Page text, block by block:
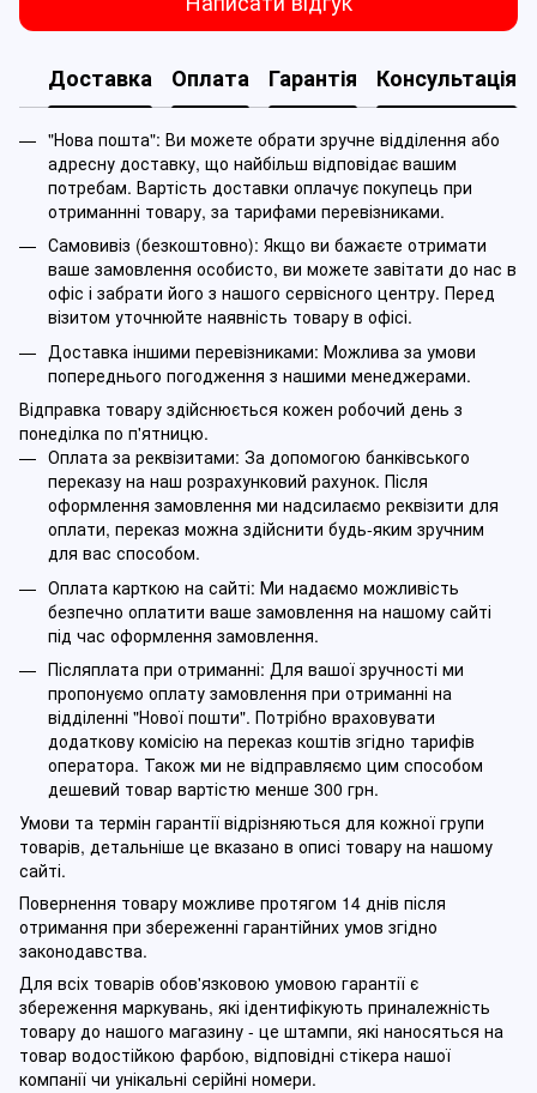
Доставка Оплата Гарантія Консультація
"Нова пошта": Ви можете обрати зручне відділення або
адресну доставку, що найбільш відповідає вашим
потребам. Вартість доставки оплачує покупець при
отриманнні товару, за тарифами перевізниками.
Самовивіз (безкоштовно): Якщо ви бажаєте отримати
ваше замовлення особисто, ви можете завітати до нас в
офіс і забрати його з нашого сервісного центру. Перед
візитом уточнюйте наявність товару в офісі.
Доставка іншими перевізниками: Можлива за умови
попереднього погодження з нашими менеджерами.
Відправка товару здійснюється кожен робочий день з
понеділка по п'ятницю.
Оплата за реквізитами: За допомогою банківського
переказу на наш розрахунковий рахунок. Після
оформлення замовлення ми надсилаємо реквізити для
оплати, переказ можна здійснити будь-яким зручним
для вас способом.
Оплата карткою на сайті: Ми надаємо можливість
безпечно оплатити ваше замовлення на нашому сайті
під час оформлення замовлення.
Післяплата при отриманні: Для вашої зручності ми
пропонуємо оплату замовлення при отриманні на
відділенні "Нової пошти". Потрібно враховувати
додаткову комісію на переказ коштів згідно тарифів
оператора. Також ми не відправляємо цим способом
дешевий товар вартістю менше 300 грн.
Умови та термін гарантії відрізняються для кожної групи
товарів, детальніше це вказано в описі товару на нашому
сайті.
Повернення товару можливе протягом 14 днів після
отримання при збереженні гарантійних умов згідно
законодавства.
Для всіх товарів обов'язковою умовою гарантії є
збереження маркувань, які ідентифікують приналежність
товару до нашого магазину - це штампи, які наносяться на
товар водостійкою фарбою, відповідні стікера нашої
компанії чи унікальні серійні номери.